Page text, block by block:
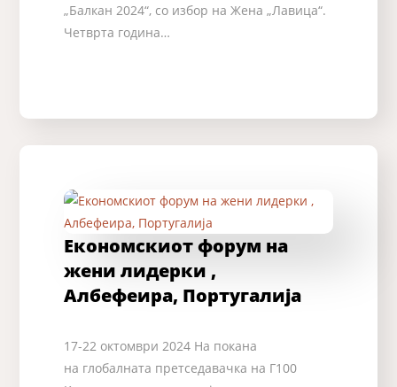
„Балкан 2024“, со избор на Жена „Лавица“.
Четврта година…
Економскиот форум на
жени лидерки ,
Албефеира, Португалија
17-22 октомври 2024 На покана
на глобалната претседавачка на Г100